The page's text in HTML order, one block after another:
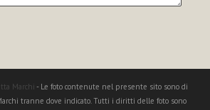
Marchi - Le foto contenute nel presente sito sono di
tranne dove indicato. Tutti i diritti delle foto sono